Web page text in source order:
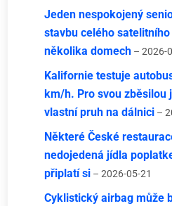
Jeden nespokojený
stavbu celého
několika domech – 2026-
Kalifornie testuje
km/h. Pro svou zběsilou
vlastní pruh na dálnici –
Některé České
nedojedená jídla
připlatí si – 2026-05-21
Cyklistický airbag může